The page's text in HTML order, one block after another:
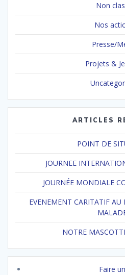
Non
Nos
Presse/
Projets &
ARTICLES
POINT DE
JOURNEE
JOURNÉE MONDIALE
EVENEMENT CARITATIF AU
NOTRE
Faire